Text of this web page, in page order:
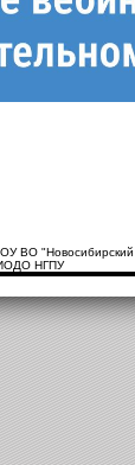
ВО "Новосибирский
ИОДО НГПУ